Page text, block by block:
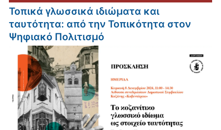
Τοπικά γλωσσικά ιδιώματα και
ταυτότητα: από την Τοπικότητα στον
Ψηφιακό Πολιτισμό